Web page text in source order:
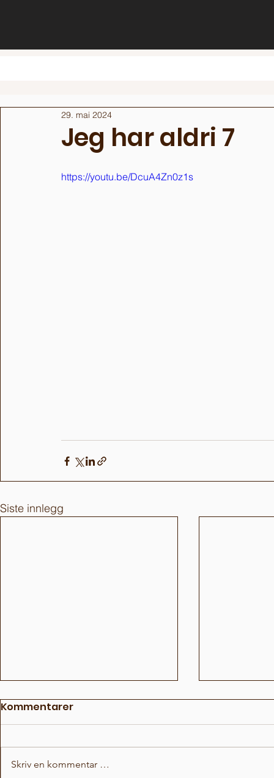
Jeg har aldri 7
29. mai 2024
https://youtu.be/DcuA4Zn0z1s
Siste innlegg
Kommentarer
Skriv en kommentar …